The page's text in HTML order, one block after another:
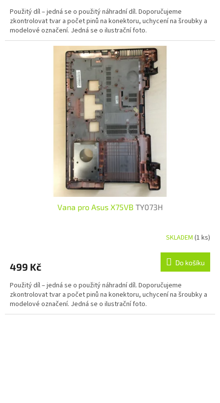
Použitý díl – jedná se o použitý náhradní díl. Doporučujeme
zkontrolovat tvar a počet pinů na konektoru, uchycení na šroubky a
modelové označení. Jedná se o ilustrační foto.
Vana pro Asus X75VB TY073H
SKLADEM (1 ks)
499 Kč Do košíku
Použitý díl – jedná se o použitý náhradní díl. Doporučujeme
zkontrolovat tvar a počet pinů na konektoru, uchycení na šroubky a
modelové označení. Jedná se o ilustrační foto.